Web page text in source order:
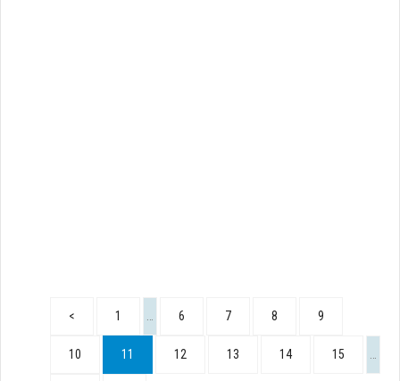
< 1 6 7 8 9
10 11 12 13 14 15